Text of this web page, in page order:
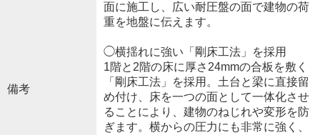
備考
面に施工し、広い耐圧盤の面で建物の荷
重を地盤に伝えます。
◯横揺れに強い「剛床工法」を採用
1階と2階の床に厚さ24mmの合板を敷く
「剛床工法」を採用。土台と梁に直接留
め付け、床を一つの面として一体化させ
ることにより、建物のねじれや変形を防
ぎます。横からの圧力にも非常に強く、